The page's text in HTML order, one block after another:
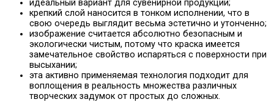
идеальный вариант для сувенирной продукции;
крепкий слой наносится в тонком исполнении, что в
свою очередь выглядит весьма эстетично и утонченно;
изображение считается абсолютно безопасным и
экологически чистым, потому что краска имеется
замечательное свойство испаряться с поверхности при
высыхании;
эта активно применяемая технология подходит для
воплощения в реальность множества различных
творческих задумок от простых до сложных.